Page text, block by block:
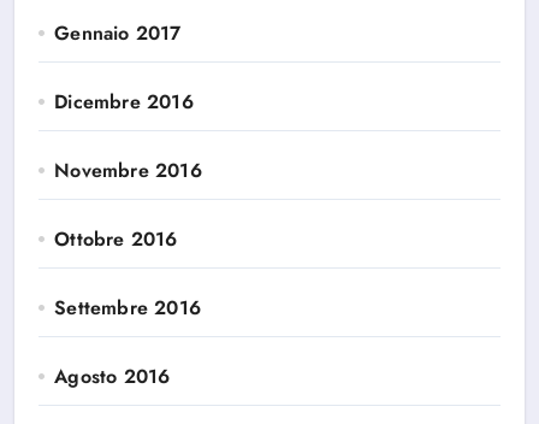
Gennaio 2017
Dicembre 2016
Novembre 2016
Ottobre 2016
Settembre 2016
Agosto 2016